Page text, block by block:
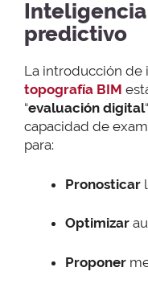
predictivo
La introducción de
topografía BIM
“evaluación digital
capacidad de
para:
Pronosticar
Optimizar
Proponer